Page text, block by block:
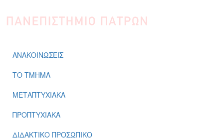
ΑΝΑΚΟΙΝΩΣΕΙΣ
ΤΟ ΤΜΗΜΑ
ΜΕΤΑΠΤΥΧΙΑΚΑ
ΠΡΟΠΤΥΧΙΑΚΑ
ΔΙΔΑΚΤΙΚΟ ΠΡΟΣΩΠΙΚΟ